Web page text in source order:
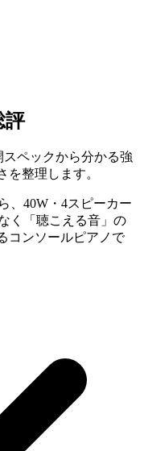
評
スペックから分かる強
整理します。
、40W・4スピーカー
く「聴こえる音」の
コンソールピアノで